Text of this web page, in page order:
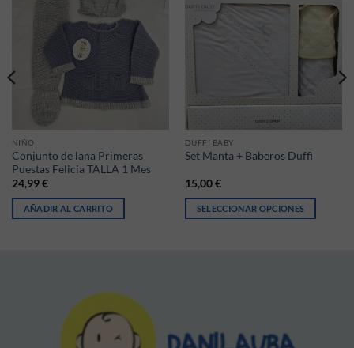
NIÑO
Conjunto de lana Primeras
Puestas Felicia TALLA 1 Mes
24,99€
AÑADIR AL CARRITO
DUFFI BABY
Set Manta + Baberos Duffi
15,00€
SELECCIONAR OPCIONES